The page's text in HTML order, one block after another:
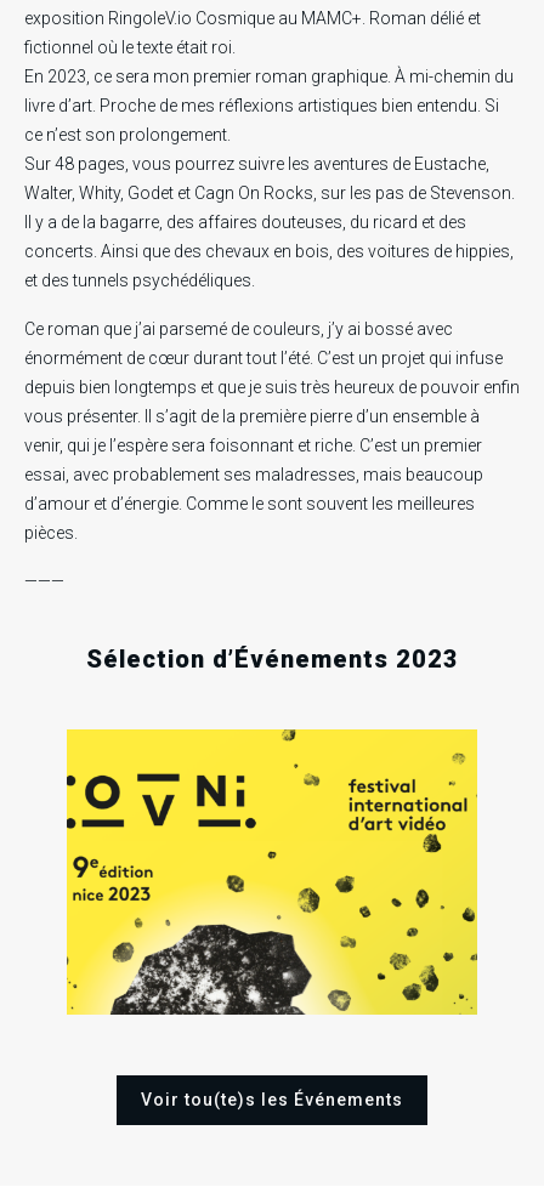
exposition RingoleV.io Cosmique au MAMC+. Roman délié et
fictionnel où le texte était roi.
En 2023, ce sera mon premier roman graphique. À mi-chemin du
livre d’art. Proche de mes réflexions artistiques bien entendu. Si
ce n’est son prolongement.
Sur 48 pages, vous pourrez suivre les aventures de Eustache,
Walter, Whity, Godet et Cagn On Rocks, sur les pas de Stevenson.
Il y a de la bagarre, des affaires douteuses, du ricard et des
concerts. Ainsi que des chevaux en bois, des voitures de hippies,
et des tunnels psychédéliques.
Ce roman que j’ai parsemé de couleurs, j’y ai bossé avec
énormément de cœur durant tout l’été. C’est un projet qui infuse
depuis bien longtemps et que je suis très heureux de pouvoir enfin
vous présenter. Il s’agit de la première pierre d’un ensemble à
venir, qui je l’espère sera foisonnant et riche. C’est un premier
essai, avec probablement ses maladresses, mais beaucoup
d’amour et d’énergie. Comme le sont souvent les meilleures
pièces.
———
Sélection d’Événements 2023
2023
Voir tou(te)s les Événements
RECHERCHE EN COURS
...